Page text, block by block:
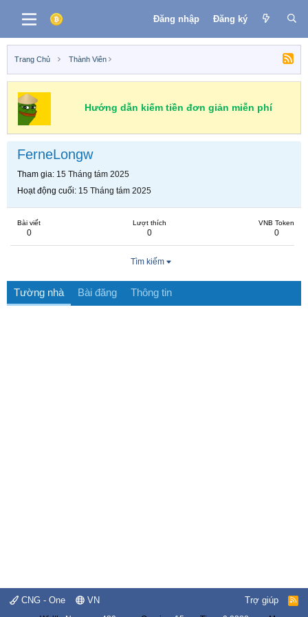
Đăng nhập Đăng ký
Trang Chủ Thành Viên
Hướng dẫn kiếm tiền đơn giản miễn phí
FerneLongw
Tham gia 15 Tháng tám 2025
Hoạt động cuối 15 Tháng tám 2025
Bài viết
0
Lượt thích
0
VNB Token
0
Tìm kiếm
Tường nhà Bài đăng Thông tin
CNG - One VN Trợ giúp
R